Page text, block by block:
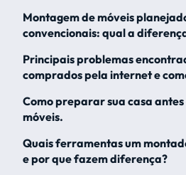
Montagem de móveis
convencionais: qual a
Principais problemas
comprados pela internet e
Como preparar sua casa
móveis.
Quais ferramentas um
e por que fazem diferença?